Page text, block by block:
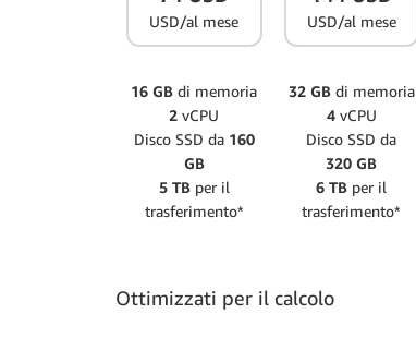
USD/al mese
16 GBdi memoria
2vCPU
Disco SSD da 160
GB
5 TBper il
trasferimento*
USD/al mese
32 GBdi memoria
4 vCPU
Disco SSD da
320 GB
6 TB per il
trasferimento*
Ottimizzati per il calcolo